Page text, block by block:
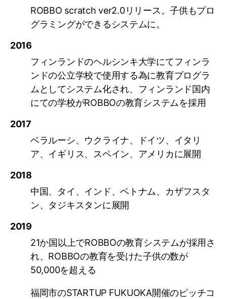
ROBBO scratch ver2.0リリース。子供もプロ
グラミングができるシステムに。
2016
フィンランドのヘルシンキ大学にてフィンラ
ンドの公立学校で使用する為に教育プログラ
ムとしてシステム化され、フィンランド国内
にての学校がROBBOの教育システムを採用
2017
ベラルーシ、ウクライナ、ドイツ、イタリ
ア、イギリス、スペイン、アメリカに展開
2018
中国、タイ、インド、ベトナム、カザフスタ
ン、タジキスタンに展開
2019
21か国以上でROBBOの教育システムが採用さ
れ、ROBBOの教育を受けた子供の数が
50,000を超える
福岡市のSTARTUP FUKUOKA開催のピッチコ